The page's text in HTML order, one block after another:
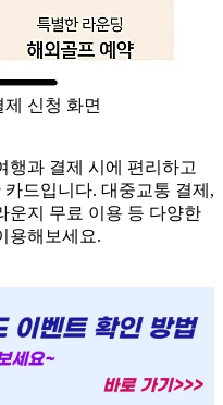
신청 화면
행과 결제 시에 편리하고
드입니다. 대중교통 결제,
운지 무료 이용 등 다양한
용해보세요.